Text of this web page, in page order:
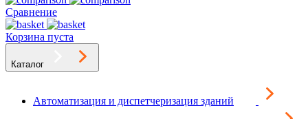
Сравнение
Корзина пуста
Каталог
Автоматизация и диспетчеризация зданий